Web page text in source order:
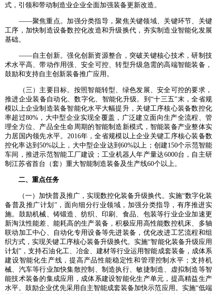
式，引领和带动制造业企业全面加强装备更新改造。
——聚焦重点。加强分类指导，聚焦关键领域、关键环节、关键
工序，加快制造设备数控化改造和升级换代，夯实制造业智能化发展
基础。
——自主创新。强化创新资源整合，突破关键核心技术，研制技
术水平高、带动作用强、安全可控、转型升级急需的高端智能装备，
鼓励和支持自主创新装备推广应用。
（三）主要目标。按照智能转型、绿色发展、安全可控的要求，
推进企业装备自动化、数字化、智能化升级。到“十三五”末，全省规
模以上企业制造装备智能化水平大幅提升，关键工序核心装备数控化
率超过80%，大中型企业实现全覆盖，广泛建立面向生产全流程、管
理全方位、产品全生命周期的智能制造新模式，智能装备产业整体实
力居国内领先水平。2016年，全省规模以上企业关键工序核心装备数
控化率达到50%以上，大中型企业达到60%以上；创建150个示范智能
车间，推进示范智能工厂建设；工业机器人年产量达6000台，自主研
制江苏省首台（套）重大智能制造装备及生产线60个以上。
二、重点任务
（一）加快普及推广，实现数控化装备升级换代。实施“数字化装
备普及推广计划”，面向细分行业领域，加强分类指导，有序推进实
施。鼓励机械、铸锻造、纺织、印刷、食品、包装等行业企业加速更
新淘汰性能差、能耗高的生产装备，积极应用高性能数控机床、多轴
联动加工中心、自动化专用设备等先进装备，优化改进工艺流程和组
织方式，实现关键工序核心装备升级换代。实施“智能化装备升级应用
计划”，支持石油化工、冶金、建材等行业运用智能成套装备，成体系
建设智能化生产线，提高产品性能稳定性和管理控制水平；支持机
械、汽车等行业加快集散控制、制造执行、敏捷制造、虚拟制造等智
能技术装备的集成应用，成体系建设智能化生产单元，提高精益生产
水平。鼓励企业优先采用自主智能成套装备加快示范应用。实施“低端